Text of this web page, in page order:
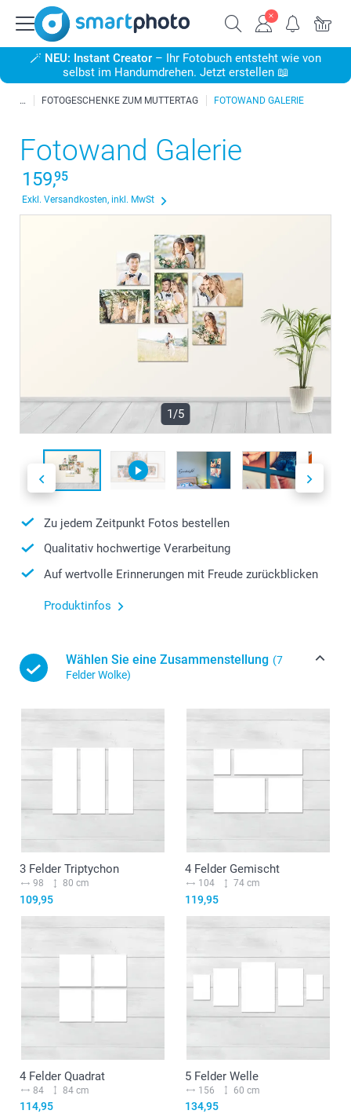
🪄 NEU: Instant Creator – Ihr Fotobuch entsteht wie von
selbst im Handumdrehen. Jetzt erstellen 📖
FOTOGESCHENKE ZUM MUTTERTAG FOTOWAND GALERIE
Fotowand Galerie
159,95
Exkl. Versandkosten, inkl. MwSt
1/5
Zu jedem Zeitpunkt Fotos bestellen
Qualitativ hochwertige Verarbeitung
Auf wertvolle Erinnerungen mit Freude zurückblicken
Produktinfos
Wählen Sie eine Zusammenstellung (7
Felder Wolke)
3 Felder Triptychon
98 80 cm
109,95
4 Felder Gemischt
104 74 cm
119,95
4 Felder Quadrat
84 84 cm
114,95
5 Felder Welle
156 60 cm
134,95